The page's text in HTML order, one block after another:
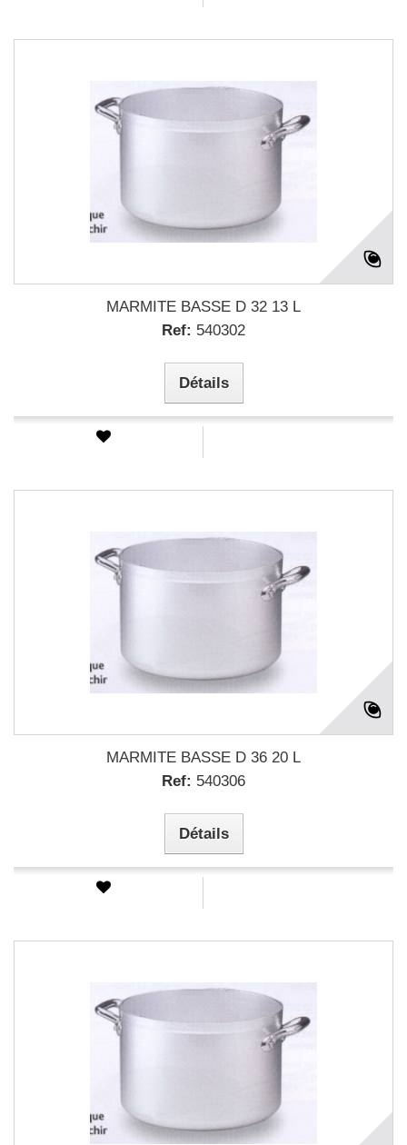
MARMITE BASSE D 32 13 L
Ref: 540302
Détails
MARMITE BASSE D 36 20 L
Ref: 540306
Détails